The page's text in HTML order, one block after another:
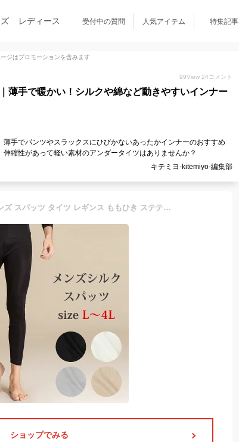
レディース 受付中の質問 人気アイテム 特集記事
ジはプロモーションを含みます
99View 24 コメント
薄手で暖かい！シルクや綿など動きやすいインナー
手でパンツやスラックスにひびかないあったかインナーのおすすめ
縮性があって軽い素材のアンダータイツはありませんか？
キテミヨ-kitemiyo-編集部
セール SALE シルク 絹 メンズ スパッツ タイツ レギンス ももひき ステテコ 男性 前開き 温かい 保湿 冷え取り 静電気 しっとり ゆったり フィット ゴム インナー 紳士 ロング 無地 薄手 大きいサイズ L LL 3L 4L
ショップでみる